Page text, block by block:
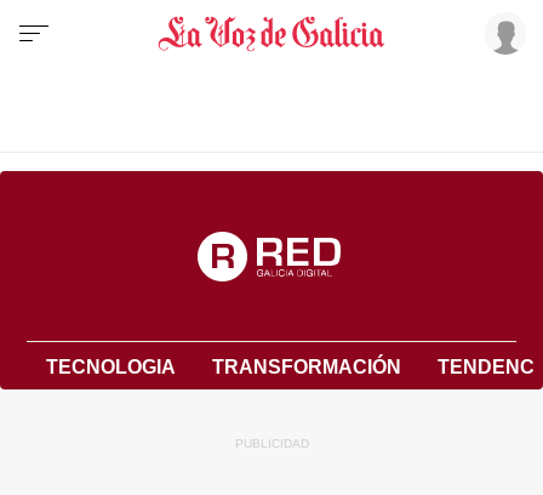
TECNOLOGIA TRANSFORMACIÓN